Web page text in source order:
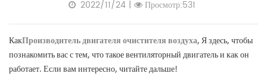
2022/11/24 | Просмотр:531
КакПроизводитель двигателя очистителя воздуха, Я здесь, чтобы
познакомить вас с тем, что такое вентиляторный двигатель и как он
работает. Если вам интересно, читайте дальше!